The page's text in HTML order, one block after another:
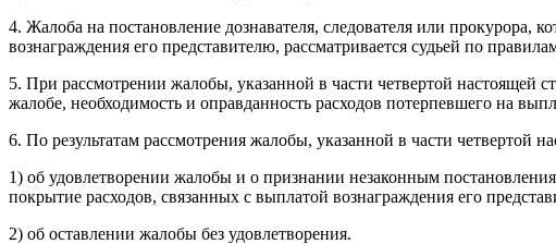
4. Жалоба на постановление дознавателя, следователя или
вознаграждения его представителю, рассматривается судьей по
5. При рассмотрении жалобы, указанной в части четвертой настоящей
жалобе, необходимость и оправданность расходов потерпевшего на
6. По результатам рассмотрения жалобы, указанной в части
1) об удовлетворении жалобы и о признании незаконным
покрытие расходов, связанных с выплатой вознаграждения его
2) об оставлении жалобы без удовлетворения.